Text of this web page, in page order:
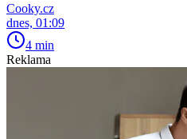
Cooky.cz
dnes, 01:09
4 min
Reklama